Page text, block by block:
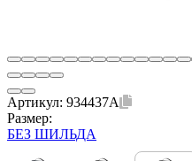
Артикул: 934437A
Размер:
БЕЗ ШИЛЬДА